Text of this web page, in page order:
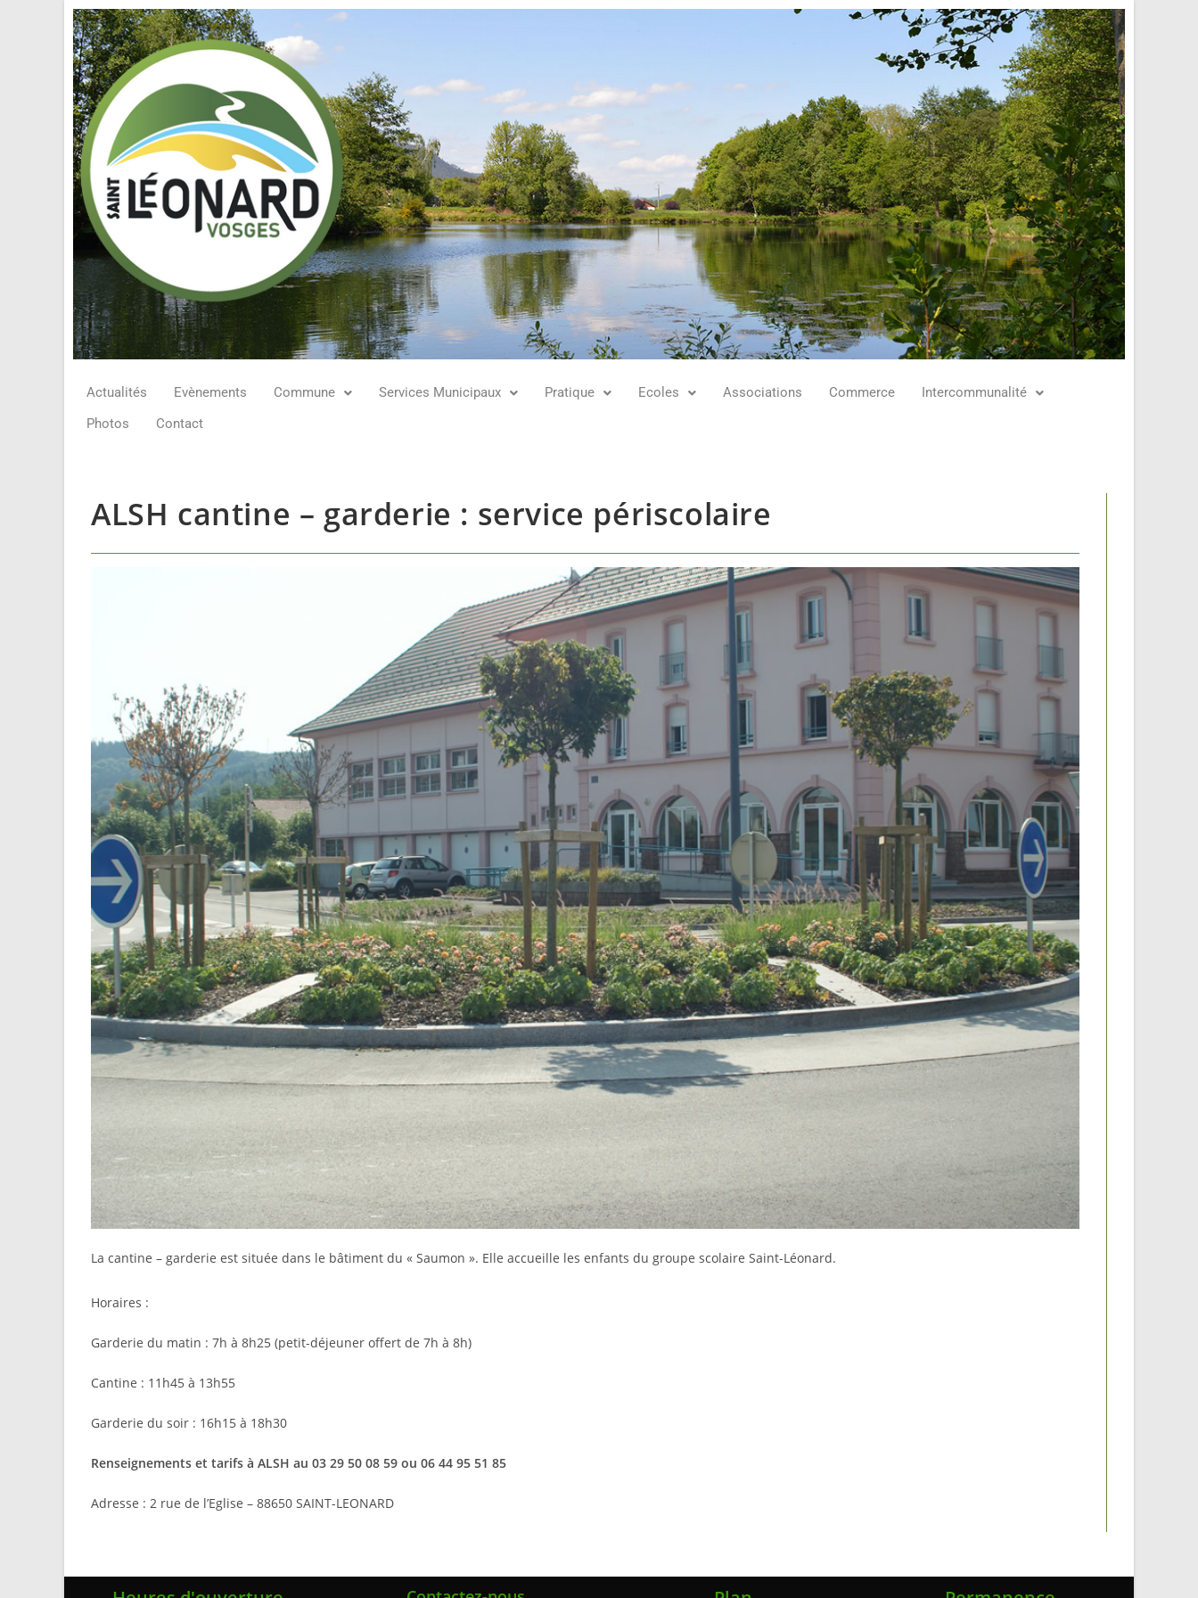
Actualités Evènements Commune Services Municipaux Pratique Ecoles Associations Commerce
Intercommunalité
Photos
Contact
ALSH cantine – garderie : service périscolaire
La cantine – garderie est située dans le bâtiment du « Saumon ». Elle accueille les enfants du groupe scolaire Saint-Léonard.
Horaires :
Garderie du matin : 7h à 8h25 (petit-déjeuner offert de 7h à 8h)
Cantine : 11h45 à 13h55
Garderie du soir : 16h15 à 18h30
Renseignements et tarifs à ALSH au 03 29 50 08 59 ou 06 44 95 51 85
Adresse : 2 rue de l’Eglise – 88650 SAINT-LEONARD